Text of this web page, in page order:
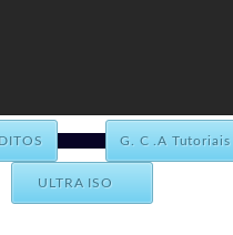
G. C .A Tutoriais
ULTRA ISO